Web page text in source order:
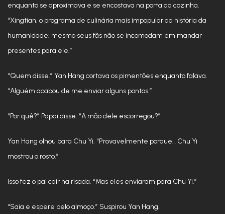
enquanto se aproximava e se encostava na porta da cozinha.
“Xingtian, o programa de culinária mais impopular da história da
humanidade; mesmo seus fãs não se incomodam em mandar
presentes para ele.”
“Quem disse.” Yan Hang cortava os pimentões enquanto falava.
“Alguém acabou de me enviar alguns pontos.”
“Por quê?” Papai disse. “A mão dele escorregou?”
Yan Hang olhou para Chu Yi. “Provavelmente porque… Chu Yi
mostrou o rosto.”
Isso fez o pai cair na risada. “Mas eles enviaram para Chu Yi.”
“Saia e espere pelo almoço.” Suspirou Yan Hang.